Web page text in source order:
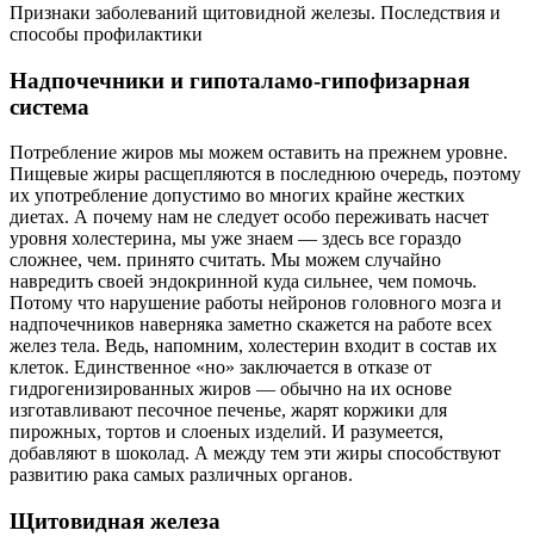
Признаки заболеваний щитовидной железы. Последствия и
способы профилактики
Надпочечники и гипоталамо-гипофизарная
система
Потребление жиров мы можем оставить на прежнем уровне.
Пищевые жиры расщепляются в последнюю очередь, поэтому
их употребление допустимо во многих крайне жестких
диетах. А почему нам не следует особо переживать насчет
уровня холестерина, мы уже знаем — здесь все гораздо
сложнее, чем. принято считать. Мы можем случайно
навредить своей эндокринной куда сильнее, чем помочь.
Потому что нарушение работы нейронов головного мозга и
надпочечников наверняка заметно скажется на работе всех
желез тела. Ведь, напомним, холестерин входит в состав их
клеток. Единственное «но» заключается в отказе от
гидрогенизированных жиров — обычно на их основе
изготавливают песочное печенье, жарят коржики для
пирожных, тортов и слоеных изделий. И разумеется,
добавляют в шоколад. А между тем эти жиры способствуют
развитию рака самых различных органов.
Щитовидная железа